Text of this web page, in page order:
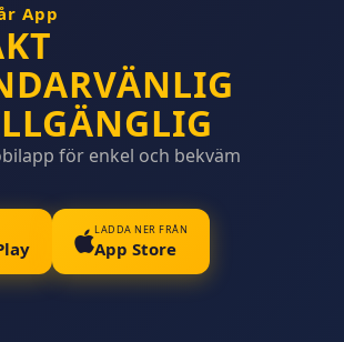
App
för enkel och bekväm
LADDA NER FRÅN
App Store